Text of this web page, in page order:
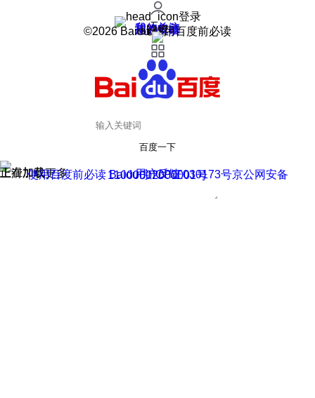
登录
我的关注
我的收藏
皮肤中心
用户反馈
设置
©2026 Baidu 使用百度前必读
百度一下
正在加载
上滑加载更多 用户反馈
使用百度前必读 Baidu 京ICP证030173号
京公网安备11000002000001号